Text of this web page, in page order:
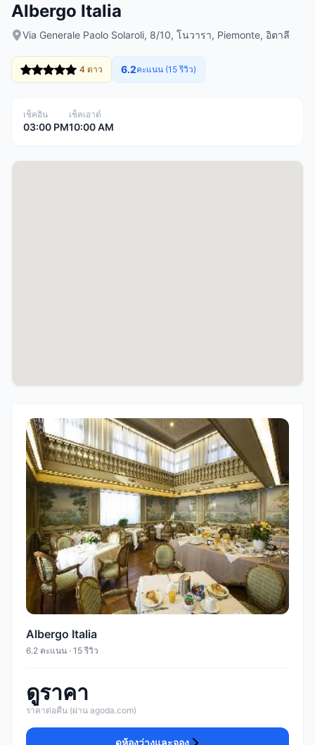
Albergo Italia
Via Generale Paolo Solaroli, 8/10, โนวารา, Piemonte, อิตาลี
4 ดาว 6.2คะแนน (15 รีวิว)
เช็คอิน
03:00 PM
เช็คเอาต์
10:00 AM
Albergo Italia
6.2 คะแนน · 15 รีวิว
ดูราคา
ราคาต่อคืน (ผ่าน agoda.com)